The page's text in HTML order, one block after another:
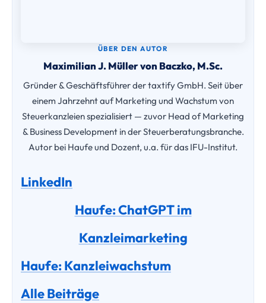
ÜBER DEN AUTOR
Maximilian J. Müller von Baczko, M.Sc.
Gründer & Geschäftsführer der taxtify GmbH. Seit über
einem Jahrzehnt auf Marketing und Wachstum von
Steuerkanzleien spezialisiert — zuvor Head of Marketing
& Business Development in der Steuerberatungsbranche.
Autor bei Haufe und Dozent, u.a. für das IFU-Institut.
LinkedIn
Haufe: ChatGPT im
Kanzleimarketing
Haufe: Kanzleiwachstum
Alle Beiträge